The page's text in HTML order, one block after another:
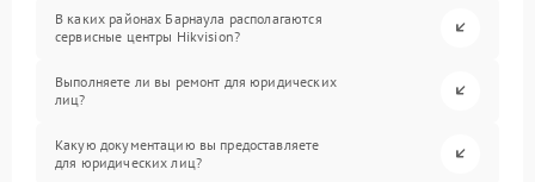
В каких районах Барнаула располагаются
сервисные центры Hikvision?
Выполняете ли вы ремонт для юридических
лиц?
Какую документацию вы предоставляете
для юридических лиц?